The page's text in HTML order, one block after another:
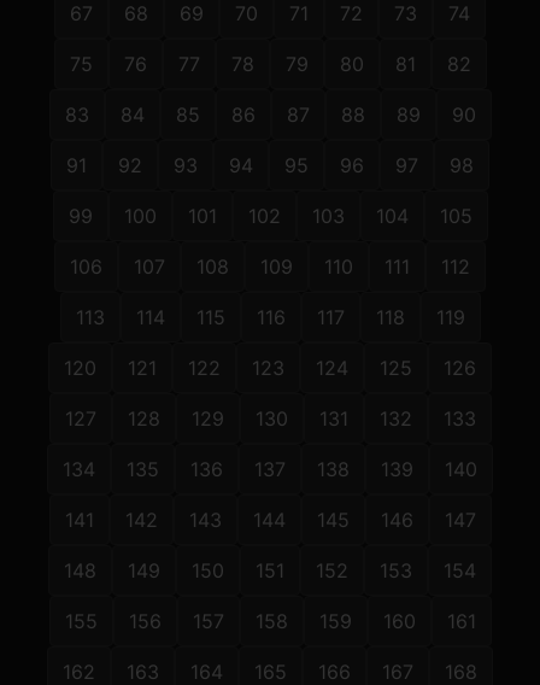
67 68 69 70 71 72 73 74
75 76 77 78 79 80 81 82
83 84 85 86 87 88 89 90
91 92 93 94 95 96 97 98
99 100 101 102 103 104 105
106 107 108 109 110 111 112
113 114 115 116 117 118 119
120 121 122 123 124 125 126
127 128 129 130 131 132 133
134 135 136 137 138 139 140
141 142 143 144 145 146 147
148 149 150 151 152 153 154
155 156 157 158 159 160 161
162 163 164 165 166 167 168